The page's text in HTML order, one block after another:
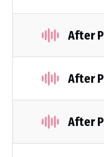
After
After
After